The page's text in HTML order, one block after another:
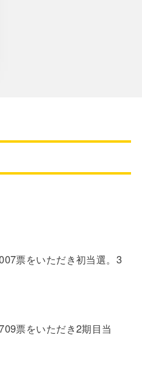
票をいただき初当選。3
票をいただき2期目当